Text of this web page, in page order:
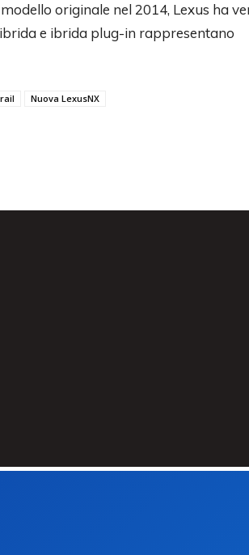
originale nel 2014, Lexus ha
e ibrida plug-in rappresentano
Nuova LexusNX